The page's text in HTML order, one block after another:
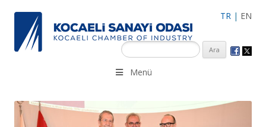
TR | EN
KSO 3500’ü aşkın sanayi kuruluşuna uzman çalışanları ile İzmit
Merkez, Çayırova, Dilovası, Gebze ve İMES OSB’deki ofisleri ile
Menü